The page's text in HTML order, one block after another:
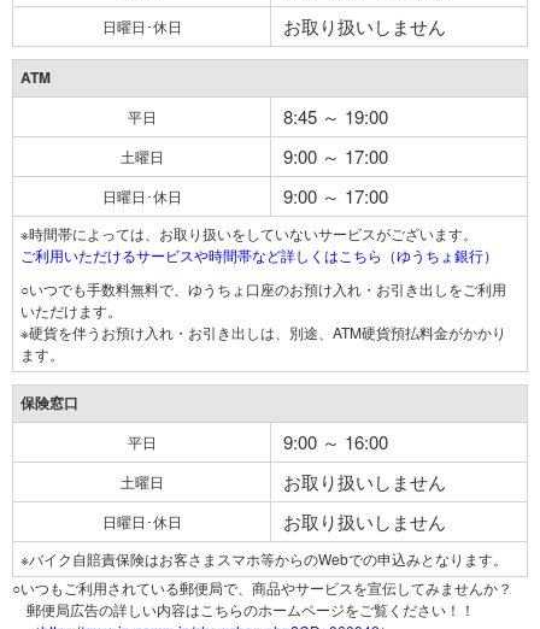
日曜日･休日 お取り扱いしません
ATM
平日 8:45 ～ 19:00
土曜日 9:00 ～ 17:00
日曜日･休日 9:00 ～ 17:00
※時間帯によっては、お取り扱いをしていないサービスがございます。
ご利用いただけるサービスや時間帯など詳しくはこちら（ゆうちょ銀行）
○いつでも手数料無料で、ゆうちょ口座のお預け入れ・お引き出しをご利用
いただけます。
※硬貨を伴うお預け入れ・お引き出しは、別途、ATM硬貨預払料金がかかり
ます。
保険窓口
平日 9:00 ～ 16:00
土曜日 お取り扱いしません
日曜日･休日 お取り扱いしません
※バイク自賠責保険はお客さまスマホ等からのWebでの申込みとなります。
○いつもご利用されている郵便局で、商品やサービスを宣伝してみませんか？
郵便局広告の詳しい内容はこちらのホームページをご覧ください！！